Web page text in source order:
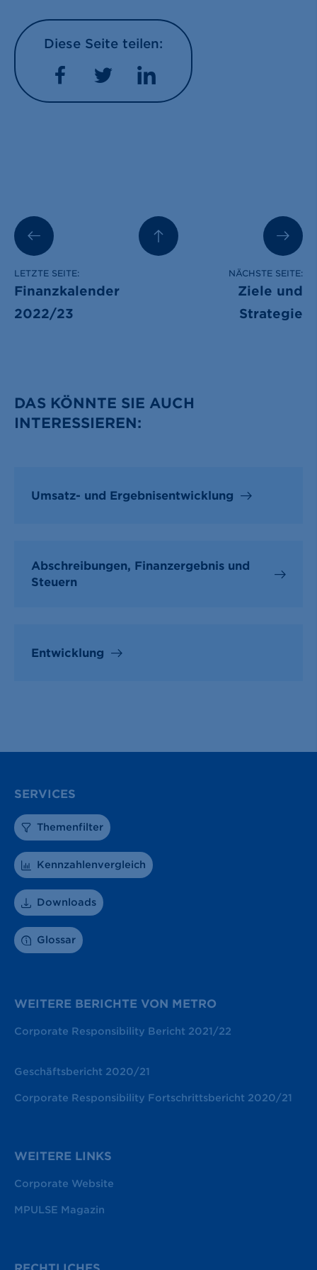
Diese Seite teilen:
FacebookTwitterLinkedIn
LETZTE SEITE:
Finanzkalender
2022/23
NÄCHSTE SEITE:
Ziele und
Strategie
DAS KÖNNTE SIE AUCH
INTERESSIEREN:
Umsatz- und Ergebnisentwicklung
Abschreibungen, Finanzergebnis und
Steuern
Entwicklung
SERVICES
Themenfilter
Kennzahlenvergleich
Downloads
Glossar
WEITERE BERICHTE VON METRO
Corporate Responsibility Bericht 2021/22
Geschäftsbericht 2020/21
Corporate Responsibility Fortschrittsbericht 2020/21
WEITERE LINKS
Corporate Website
MPULSE Magazin